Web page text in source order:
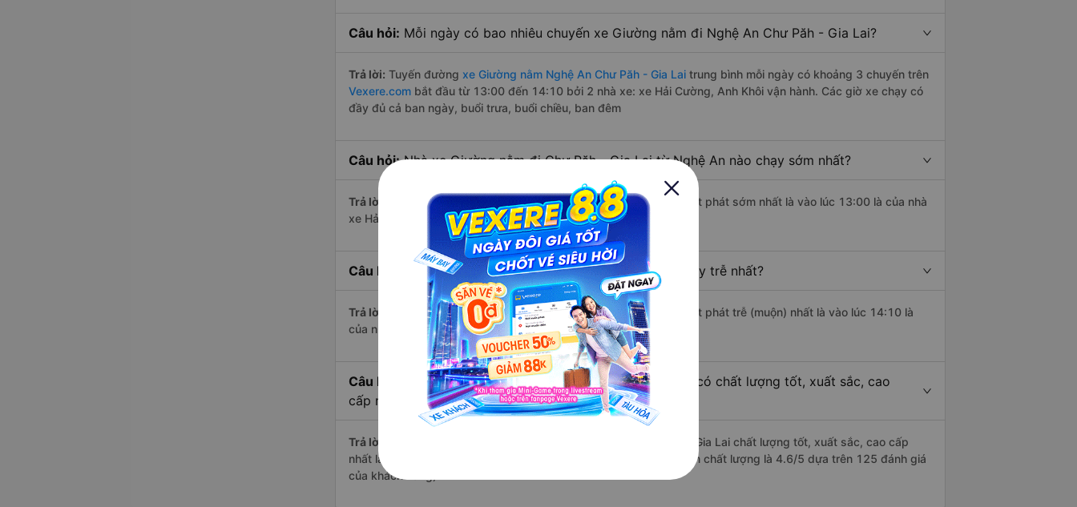
Câu hỏi: Mỗi ngày có bao nhiêu chuyến xe Giường nằm đi Nghệ An Chư Păh - Gia Lai?
Trả lời: Tuyến đường xe Giường nằm Nghệ An Chư Păh - Gia Lai trung bình mỗi ngày có khoảng 3 chuyến trên
Vexere.com bắt đầu từ 13:00 đến 14:10 bởi 2 nhà xe: xe Hải Cường, Anh Khôi vận hành. Các giờ xe chạy có
đầy đủ cả ban ngày, buổi trưa, buổi chiều, ban đêm
Câu hỏi:Nhà xe Giường nằm đi Chư Păh - Gia Lai từ Nghệ An nào chạy sớm nhất?
Trả lời: ChuyếnGiường nằm Nghệ An Chư Păh - Gia Laicó giờ xuất phát sớm nhất là vào lúc 13:00 là của nhà
xe Hải Cường.
Câu hỏi: Nhà xe đi Chư Păh - Gia Lai từ Nghệ An nào chạy trễ nhất?
Trả lời: ChuyếnGiường nằm Nghệ An Chư Păh - Gia Laicó giờ xuất phát trễ (muộn) nhất là vào lúc 14:10 là
của nhà xe Hải Cường.
Câu hỏi:
Review xe đi Chư Păh - Gia Lai từ Nghệ An nào có chất lượng tốt, xuất sắc, cao
cấp nhất?
Trả lời:
Những hãng có loại xe Giường nằm đi Nghệ An Chư Păh - Gia Lai chất lượng tốt, xuất sắc, cao cấp
nhất là nhà xe Hải Cường đi Chư Păh - Gia Lai từ Nghệ An với điểm chất lượng là 4.6/5 dựa trên 125 đánh giá
của khách hàng).